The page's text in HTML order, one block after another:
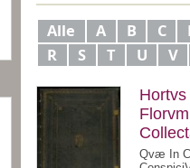
Alle A B C
R
S T U V
Qvæ In